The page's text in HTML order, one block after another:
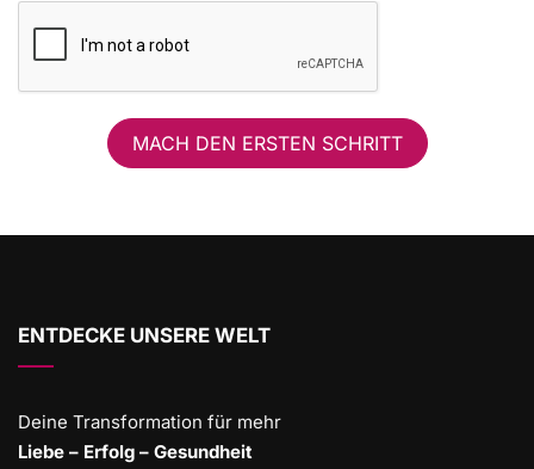
MACH DEN ERSTEN SCHRITT
ENTDECKE UNSERE WELT
Deine Transformation für mehr
Liebe – Erfolg – Gesundheit